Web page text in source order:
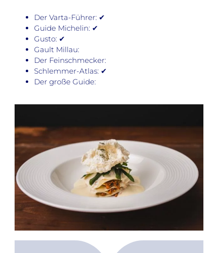
Der Varta-Führer: ✔
Guide Michelin: ✔
Gusto: ✔
Gault Millau:
Der Feinschmecker:
Schlemmer-Atlas: ✔
Der große Guide: